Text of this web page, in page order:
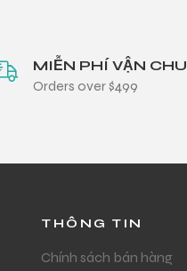
MIỄN PHÍ VẬN
Orders over $499
THÔNG TIN
Chính sách bán hàng